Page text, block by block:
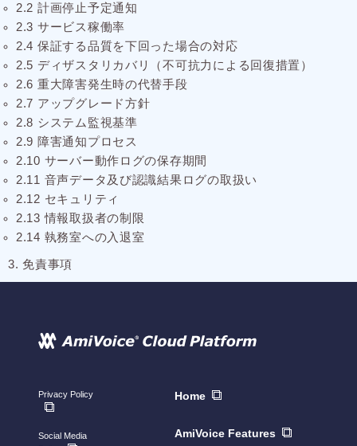
2.2 計画停止予定通知
2.3 サービス稼働率
2.4 保証する品質を下回った場合の対応
2.5 ディザスタリカバリ（不可抗力による回復措置）
2.6 重大障害発生時の代替手段
2.7 アップグレード方針
2.8 システム監視基準
2.9 障害通知プロセス
2.10 サーバー動作ログの保存期間
2.11 音声データ及び認識結果ログの取扱い
2.12 セキュリティ
2.13 情報取扱者の制限
2.14 執務室への入退室
3. 免責事項
Home
AmiVoice Features
Privacy Policy
Social Media